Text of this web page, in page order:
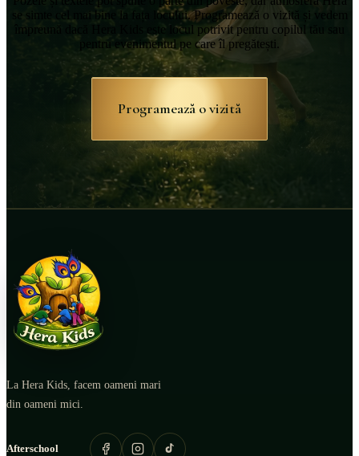
se simte cel mai bine la fața locului. Programează o vizită și vedem
împreună dacă Hera Kids este locul potrivit pentru copilul tău sau
pentru evenimentul pe care îl pregătești.
Programează o vizită
La Hera Kids, facem oameni mari
din oameni mici.
Afterschool